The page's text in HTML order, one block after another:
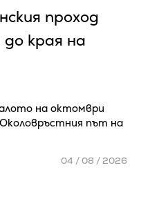
проход
края на
на октомври
път на
04 / 08 / 2026